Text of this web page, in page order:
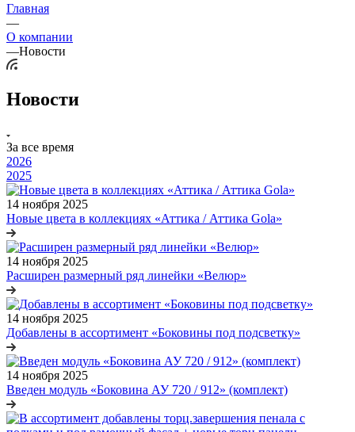
Главная
—
О компании
—Новости
Новости
За все время
2026
2025
14 ноября 2025
Новые цвета в коллекциях «Аттика / Аттика Gola»
14 ноября 2025
Расширен размерный ряд линейки «Велюр»
14 ноября 2025
Добавлены в ассортимент «Боковины под подсветку»
14 ноября 2025
Введен модуль «Боковина АУ 720 / 912» (комплект)